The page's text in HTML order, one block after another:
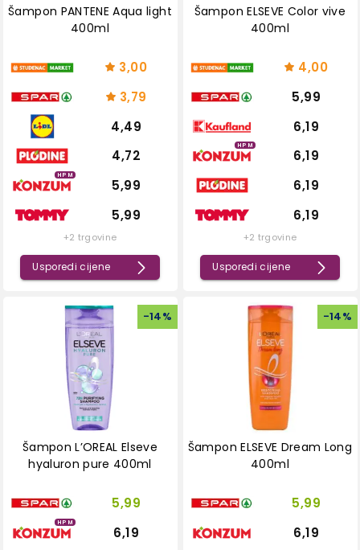
Šampon PANTENE Aqua light
400ml
3,00
3,79
4,49
4,72
HPM
5,99
5,99
+2 trgovine
Usporedi cijene
Šampon ELSEVE Color vive
400ml
4,00
5,99
6,19
HPM
6,19
6,19
6,19
+2 trgovine
Usporedi cijene
-14%
Šampon L’OREAL Elseve
hyaluron pure 400ml
5,99
HPM
6,19
-14%
Šampon ELSEVE Dream Long
400ml
5,99
6,19